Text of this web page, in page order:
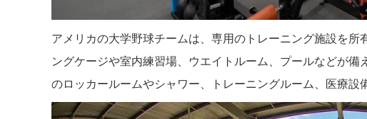
アメリカの大学野球チームは、専用のトレーニング施設を
ングケージや室内練習場、ウエイトルーム、プールなどが
のロッカールームやシャワー、トレーニングルーム、医療設